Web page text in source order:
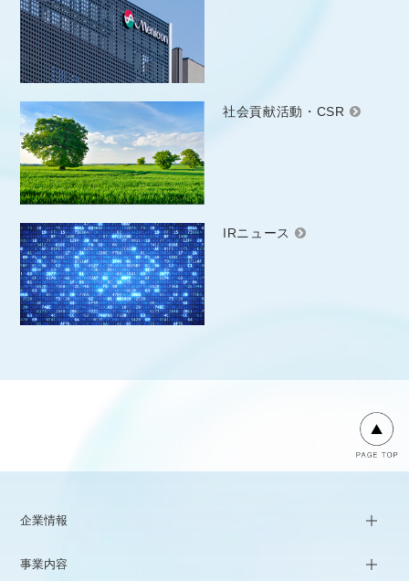
社会貢献活動・CSR
IRニュース
企業情報
事業内容